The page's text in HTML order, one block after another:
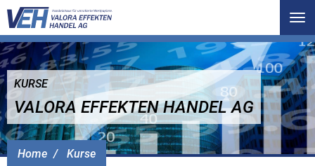
Home Kurse
KURSE
VALORA EFFEKTEN HANDEL AG